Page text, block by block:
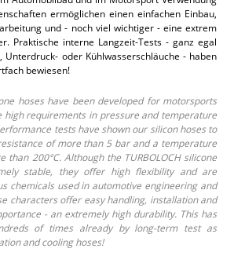
ermöglichen einen einfachen Einbau,
und - noch viel wichtiger - eine extrem
Praktische interne Langzeit-Tests - ganz egal
Unterdruck- oder Kühlwasserschläuche - haben
bewiesen!
hoses have been developed for motorsports
high requirements in pressure and temperature
tests have shown our silicon hoses to
of more than 5 bar and a temperature
than 200°C. Although the TURBOLOCH silicone
stable, they offer high flexibility and are
chemicals used in automotive engineering and
characters offer easy handling, installation and
- an extremely high durability. This has
of times already by long-term test as
and cooling hoses!